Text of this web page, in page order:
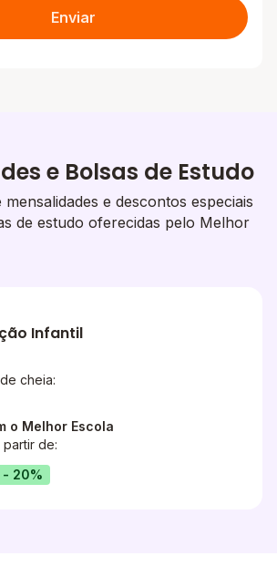
Enviar
e Bolsas de Estudo
e descontos especiais
de estudo oferecidas pelo Melhor
Infantil
cheia:
o Melhor Escola
de:
- 20%